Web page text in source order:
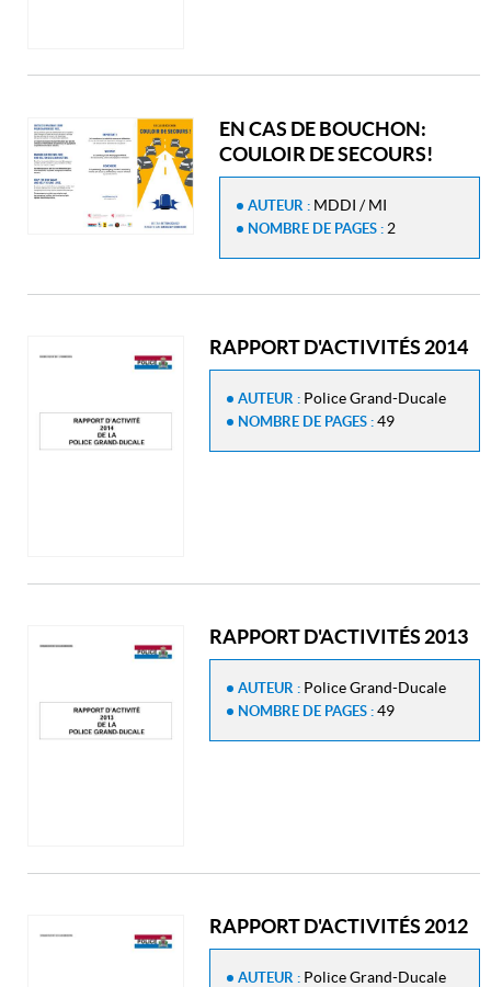
EN CAS DE BOUCHON:
COULOIR DE SECOURS!
AUTEUR : MDDI / MI
NOMBRE DE PAGES : 2
RAPPORT D'ACTIVITÉS 2014
AUTEUR : Police Grand-Ducale
NOMBRE DE PAGES : 49
RAPPORT D'ACTIVITÉS 2013
AUTEUR : Police Grand-Ducale
NOMBRE DE PAGES : 49
RAPPORT D'ACTIVITÉS 2012
AUTEUR : Police Grand-Ducale